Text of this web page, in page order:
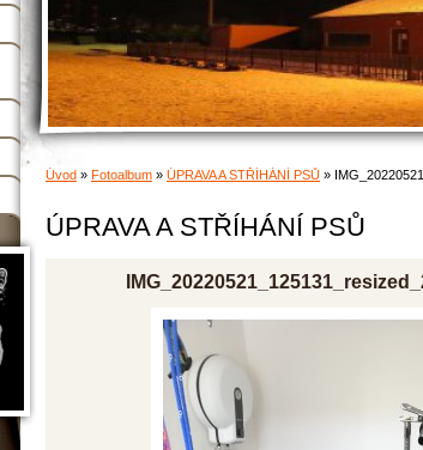
Úvod » Fotoalbum » ÚPRAVA A STŘÍHÁNÍ PSŮ »
ÚPRAVA A STŘÍHÁNÍ PSŮ